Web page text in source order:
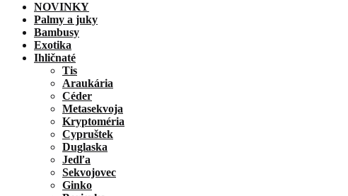
NOVINKY
Palmy a juky
Bambusy
Exotika
Ihličnaté
Tis
Araukária
Céder
Metasekvoja
Kryptoméria
Cypruštek
Duglaska
Jedľa
Sekvojovec
Ginko